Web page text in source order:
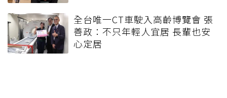
全台唯一CT車駛入高齡博覽會 張
善政：不只年輕人宜居 長輩也安
心定居